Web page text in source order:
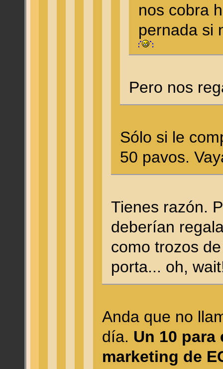
nos cobra
pernada si
Pero nos
Sólo si le
50 pavos.
Tienes razón.
deberían
como trozos
porta... oh,
Anda que no
día. Un 10 para
marketing de